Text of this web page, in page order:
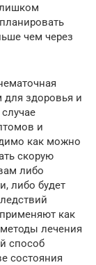
чем через
для здоровья и
и
как можно
скорую
либо
либо будет
как
лечения
способ
состояния